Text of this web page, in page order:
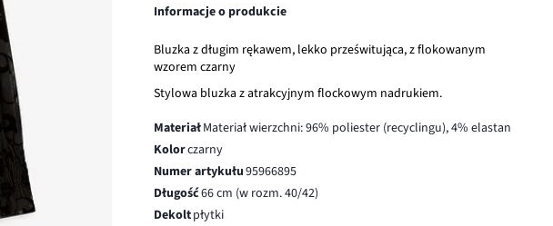
Informacje o produkcie
Bluzka z długim rękawem, lekko prześwitująca, z flokowanym
wzorem czarny
Stylowa bluzka z atrakcyjnym flockowym nadrukiem.
MateriałMateriał wierzchni: 96% poliester (recyclingu), 4% elastan
Kolorczarny
Numer artykułu95966895
Długość66 cm (w rozm. 40/42)
Dekoltpłytki